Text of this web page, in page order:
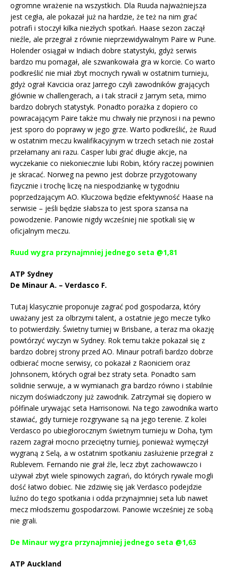
ogromne wrażenie na wszystkich. Dla Ruuda najważniejsza
jest cegła, ale pokazał już na hardzie, że też na nim grać
potrafi i stoczył kilka niezłych spotkań. Haase sezon zaczął
nieźle, ale przegrał z równie nieprzewidywalnym Paire w Pune.
Holender osiągał w Indiach dobre statystyki, gdyż serwis
bardzo mu pomagał, ale szwankowała gra w korcie. Co warto
podkreślić nie miał zbyt mocnych rywali w ostatnim turnieju,
gdyż ograł Kavcicia oraz Jarrego czyli zawodników grających
głównie w challengerach, a i tak stracił z Jarrym seta, mimo
bardzo dobrych statystyk. Ponadto porażka z dopiero co
powracającym Paire także mu chwały nie przynosi i na pewno
jest sporo do poprawy w jego grze. Warto podkreślić, że Ruud
w ostatnim meczu kwalifikacyjnym w trzech setach nie został
przełamany ani razu. Casper lubi grać długie akcje, na
wyczekanie co niekoniecznie lubi Robin, który raczej powinien
je skracać. Norweg na pewno jest dobrze przygotowany
fizycznie i trochę liczę na niespodziankę w tygodniu
poprzedzającym AO. Kluczowa będzie efektywność Haase na
serwisie – jeśli będzie słabsza to jest spora szansa na
powodzenie. Panowie nigdy wcześniej nie spotkali się w
oficjalnym meczu.
Ruud wygra przynajmniej jednego seta @1,81
ATP Sydney
De Minaur A. – Verdasco F.
Tutaj klasycznie proponuje zagrać pod gospodarza, który
uważany jest za olbrzymi talent, a ostatnie jego mecze tylko
to potwierdziły. Świetny turniej w Brisbane, a teraz ma okazję
powtórzyć wyczyn w Sydney. Rok temu także pokazał się z
bardzo dobrej strony przed AO. Minaur potrafi bardzo dobrze
odbierać mocne serwisy, co pokazał z Raoniciem oraz
Johnsonem, których ograł bez straty seta. Ponadto sam
solidnie serwuje, a w wymianach gra bardzo równo i stabilnie
niczym doświadczony już zawodnik. Zatrzymał się dopiero w
półfinale urywając seta Harrisonowi. Na tego zawodnika warto
stawiać, gdy turnieje rozgrywane są na jego terenie. Z kolei
Verdasco po ubiegłorocznym świetnym turnieju w Doha, tym
razem zagrał mocno przeciętny turniej, ponieważ wymęczył
wygraną z Selą, a w ostatnim spotkaniu zasłużenie przegrał z
Rublevem. Fernando nie grał źle, lecz zbyt zachowawczo i
używał zbyt wiele spinowych zagrań, do których rywale mogli
dość łatwo dobiec. Nie zdziwię się jak Verdasco podejdzie
luźno do tego spotkania i odda przynajmniej seta lub nawet
mecz młodszemu gospodarzowi. Panowie wcześniej ze sobą
nie grali.
De Minaur wygra przynajmniej jednego seta @1,63
ATP Auckland